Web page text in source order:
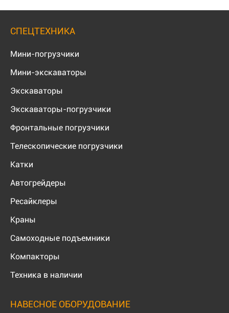
СПЕЦТЕХНИКА
Мини-погрузчики
Мини-экскаваторы
Экскаваторы
Экскаваторы-погрузчики
Фронтальные погрузчики
Телескопические погрузчики
Катки
Автогрейдеры
Ресайклеры
Краны
Самоходные подъемники
Компакторы
Техника в наличии
НАВЕСНОЕ ОБОРУДОВАНИЕ